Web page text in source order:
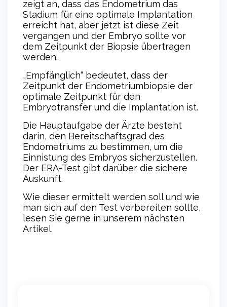
zeigt an, dass das Endometrium das
Stadium für eine optimale Implantation
erreicht hat, aber jetzt ist diese Zeit
vergangen und der Embryo sollte vor
dem Zeitpunkt der Biopsie übertragen
werden.
„Empfänglich“ bedeutet, dass der
Zeitpunkt der Endometriumbiopsie der
optimale Zeitpunkt für den
Embryotransfer und die Implantation ist.
Die Hauptaufgabe der Ärzte besteht
darin, den Bereitschaftsgrad des
Endometriums zu bestimmen, um die
Einnistung des Embryos sicherzustellen.
Der ERA-Test gibt darüber die sichere
Auskunft.
Wie dieser ermittelt werden soll und wie
man sich auf den Test vorbereiten sollte,
lesen Sie gerne in unserem nächsten
Artikel.